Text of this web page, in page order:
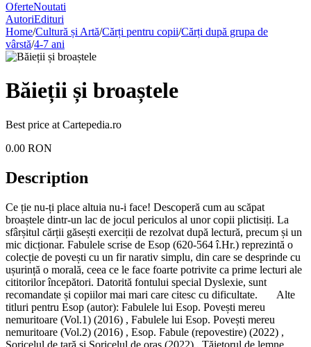
OferteNoutati
AutoriEdituri
Home/Cultură și Artă/Cărți pentru copii/Cărți după grupa de
vârstă/4-7 ani
Băieții și broaștele
Best price at Cartepedia.ro
0.00 RON
Description
Ce ție nu-ți place altuia nu-i face! Descoperă cum au scăpat
broaștele dintr-un lac de jocul periculos al unor copii plictisiți. La
sfârșitul cărții găsești exerciții de rezolvat după lectură, precum și un
mic dicționar. Fabulele scrise de Esop (620-564 î.Hr.) reprezintă o
colecție de povești cu un fir narativ simplu, din care se desprinde cu
ușurință o morală, ceea ce le face foarte potrivite ca prime lecturi ale
cititorilor începători. Datorită fontului special Dyslexie, sunt
recomandate și copiilor mai mari care citesc cu dificultate. Alte
titluri pentru Esop (autor): Fabulele lui Esop. Povești mereu
nemuritoare (Vol.1) (2016) , Fabulele lui Esop. Povești mereu
nemuritoare (Vol.2) (2016) , Esop. Fabule (repovestire) (2022) ,
Șoricelul de țară și Șoricelul de oraș (2022) , Tăietorul de lemne